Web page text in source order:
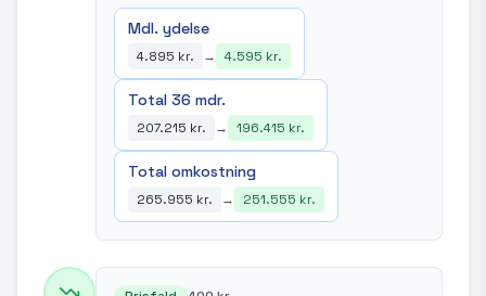
Mdl. ydelse
4.895 kr. → 4.595 kr.
Total 36 mdr.
207.215 kr. → 196.415 kr.
Total omkostning
265.955 kr. → 251.555 kr.